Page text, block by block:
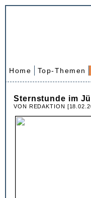
Home Top-Themen
Sternstunde im
VON REDAKTION